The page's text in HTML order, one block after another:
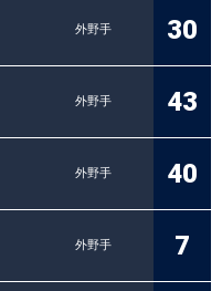
外野手
30
外野手
43
外野手
40
外野手
7